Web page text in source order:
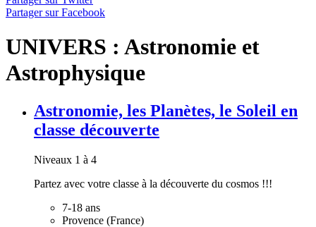
Partager sur Facebook
UNIVERS : Astronomie et
Astrophysique
Astronomie, les Planètes, le Soleil en
classe découverte
Niveaux 1 à 4
Partez avec votre classe à la découverte du cosmos !!!
7-18 ans
Provence (France)